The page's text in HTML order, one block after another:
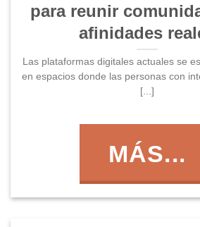
para reunir
afinidades
Las plataformas digitales actuales se
en espacios donde las personas con
[...]
MÁS...